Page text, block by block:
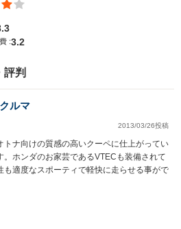
:3.2
評判
ルマ
2013/03/26投稿
トナ向けの質感の高いクーペに仕上がってい
。ホンダのお家芸であるVTECも装備されて
も適度なスポーティで軽快に走らせる事がで